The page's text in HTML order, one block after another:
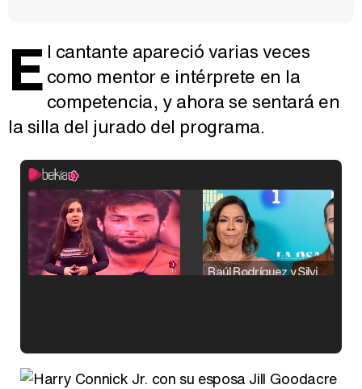
E l cantante apareció varias veces
como mentor e intérprete en la
competencia, y ahora se sentará en
la silla del jurado del programa.
Raúl Rodríguez y Silvia Taulés nos cuentan su papel en 'La familia de la tele'